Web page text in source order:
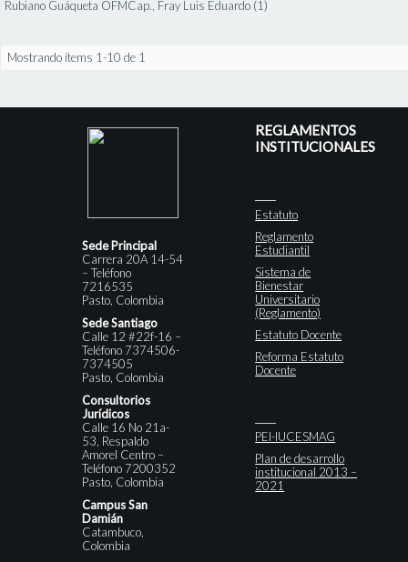
Rubiano Guáqueta OFMCap., Fray Luis Eduardo (1)
Mostrando ítems 1-10 de 1
Sede Principal
Carrera 20A 14-54
– Teléfono
7216535
Pasto, Colombia
Sede Santiago
Calle 12 #22f-16 –
Teléfono 7374506-
7374505
Pasto, Colombia
Consultorios
Jurídicos
Calle 16 No 21a-
53, Respaldo
Amorel Centro –
Teléfono 7200352
Pasto, Colombia
Campus San
Damián
Catambuco,
Colombia
REGLAMENTOS
INSTITUCIONALES
Estatuto
Reglamento
Estudiantil
Sistema de
Bienestar
Universitario
(Reglamento)
Estatuto Docente
Reforma Estatuto
Docente
PEI-IUCESMAG
Plan de desarrollo
institucional 2013 –
2021